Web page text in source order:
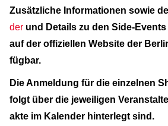
Zusätzliche Informationen sowie
der und Details zu den Side-
auf der offiziellen Website der
fügbar.
Die Anmeldung für die einzelnen
folgt über die jeweiligen
akte im Kalender hinterlegt sind.